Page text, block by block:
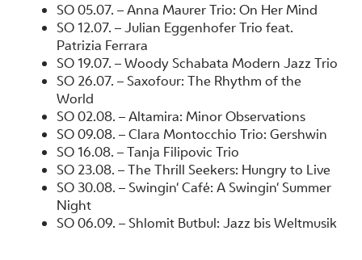
SO 05.07. – Anna Maurer Trio: On Her Mind
SO 12.07. – Julian Eggenhofer Trio feat.
Patrizia Ferrara
SO 19.07. – Woody Schabata Modern Jazz Trio
SO 26.07. – Saxofour: The Rhythm of the
World
SO 02.08. – Altamira: Minor Observations
SO 09.08. – Clara Montocchio Trio: Gershwin
SO 16.08. – Tanja Filipovic Trio
SO 23.08. – The Thrill Seekers: Hungry to Live
SO 30.08. – Swingin‘ Café: A Swingin‘ Summer
Night
SO 06.09. – Shlomit Butbul: Jazz bis Weltmusik